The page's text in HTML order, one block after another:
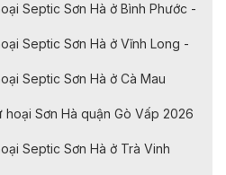
Septic Sơn Hà ở Bình Phước -
Septic Sơn Hà ở Vĩnh Long -
Septic Sơn Hà ở Cà Mau
Sơn Hà quận Gò Vấp 2026
Septic Sơn Hà ở Trà Vinh